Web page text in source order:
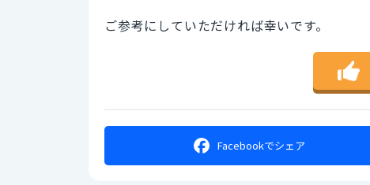
ご参考にしていただければ幸いです。
Facebookでシェア